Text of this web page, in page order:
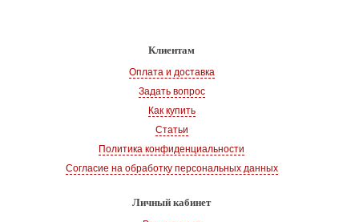
Клиентам
Оплата и доставка
Задать вопрос
Как купить
Статьи
Политика конфиденциальности
Согласие на обработку персональных данных
Личный кабинет